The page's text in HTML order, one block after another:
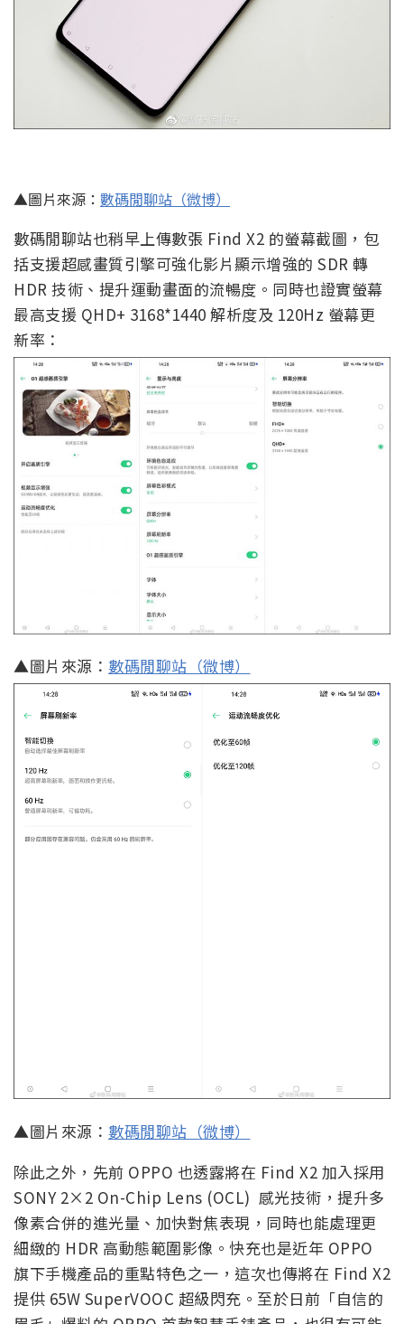
▲圖片來源： 數碼閒聊站（微博）
數碼閒聊站也稍早上傳數張 Find X2 的螢幕截圖，包
括支援超感畫質引擎可強化影片顯示增強的 SDR 轉
HDR 技術、提升運動畫面的流暢度。同時也證實螢幕
最高支援 QHD+ 3168*1440 解析度及 120Hz 螢幕更
新率：
▲圖片來源： 數碼閒聊站（微博）
▲圖片來源： 數碼閒聊站（微博）
除此之外，先前 OPPO 也透露將在 Find X2 加入採用
SONY 2×2 On-Chip Lens (OCL) 感光技術，提升多
像素合併的進光量、加快對焦表現，同時也能處理更
細緻的 HDR 高動態範圍影像。快充也是近年 OPPO
旗下手機產品的重點特色之一，這次也傳將在 Find X2
提供 65W SuperVOOC 超級閃充。至於日前「自信的